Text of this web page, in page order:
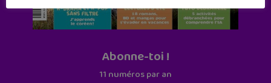
Abonne-toi !
11 numéros par an